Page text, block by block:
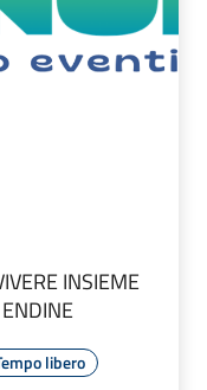
INSIEME
libero